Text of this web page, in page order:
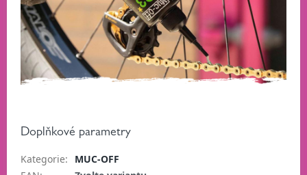
Doplňkové parametry
Kategorie:
MUC-OFF